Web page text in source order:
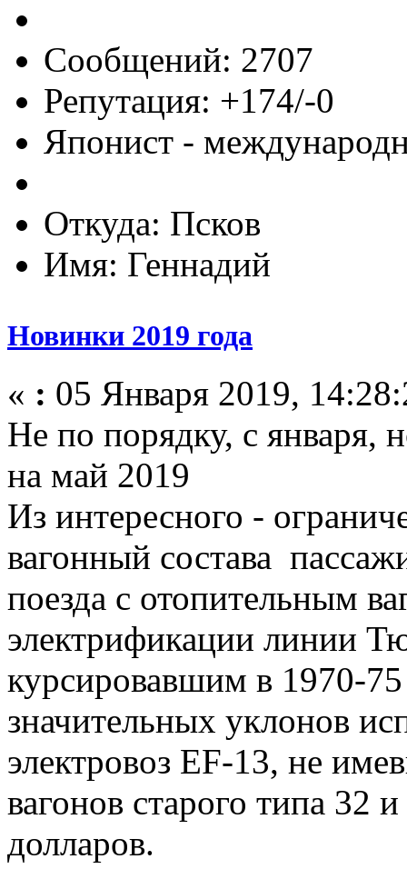
Сообщений: 2707
Репутация: +174/-0
Японист -
Откуда: Псков
Имя: Геннадий
Новинки 2019 года
« : 05 Января 2019,
Не по порядку, с января,
на май 2019
Из интересного -
вагонный состава
поезда с отопительным
электрификации линии
курсировавшим в 1970-75
значительных уклонов
электровоз EF-13, не
вагонов старого типа 32
долларов.